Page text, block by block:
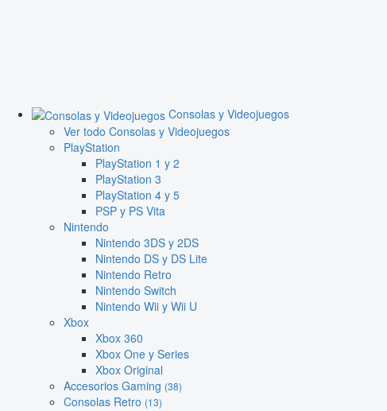
Consolas y Videojuegos
Ver todo Consolas y Videojuegos
PlayStation
PlayStation 1 y 2
PlayStation 3
PlayStation 4 y 5
PSP y PS Vita
Nintendo
Nintendo 3DS y 2DS
Nintendo DS y DS Lite
Nintendo Retro
Nintendo Switch
Nintendo Wii y Wii U
Xbox
Xbox 360
Xbox One y Series
Xbox Original
Accesorios Gaming (38)
Consolas Retro (13)